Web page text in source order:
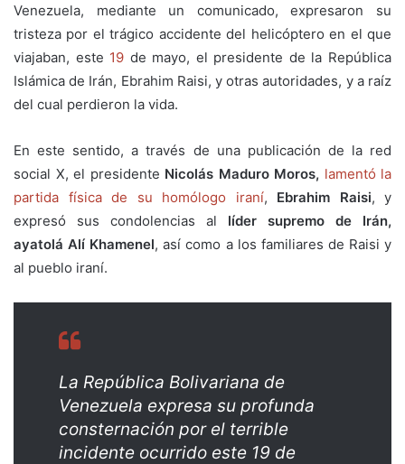
Venezuela, mediante un comunicado, expresaron su
tristeza por el trágico accidente del helicóptero en el que
viajaban, este 19 de mayo, el presidente de la República
Islámica de Irán, Ebrahim Raisi, y otras autoridades, y a raíz
del cual perdieron la vida.
En este sentido, a través de una publicación de la red
social X, el presidente Nicolás Maduro Moros, lamentó la
partida física de su homólogo iraní, Ebrahim Raisi, y
expresó sus condolencias al líder supremo de Irán,
ayatolá Alí Khamenel, así como a los familiares de Raisi y
al pueblo iraní.
La República Bolivariana de
Venezuela expresa su profunda
consternación por el terrible
incidente ocurrido este 19 de